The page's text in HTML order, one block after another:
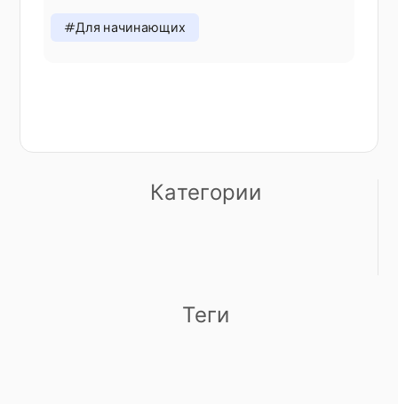
без переключения вкладок. Почему мы
#Для начинающих
Категории
Теги